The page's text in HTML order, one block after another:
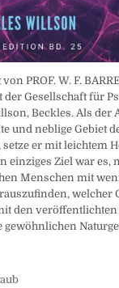
PROF. W. F.
der Gesellschaft für
Beckles. Als der
und neblige Gebiet
er mit leichtem
einziges Ziel war es,
Menschen mit
welcher
den veröffentlichten